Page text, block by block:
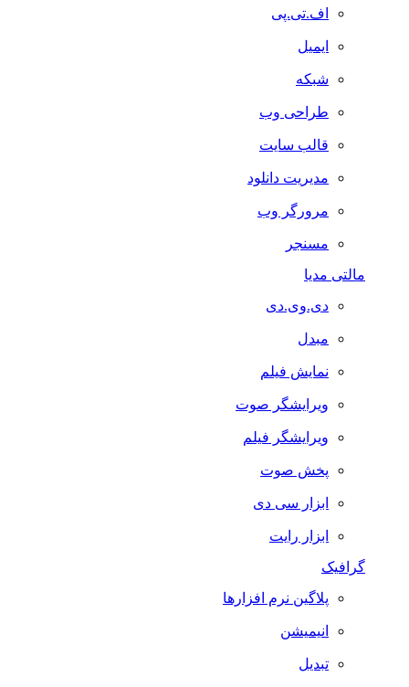
اف.تی.پی
ایمیل
شبکه
طراحی وب
قالب سایت
مدیریت دانلود
مرورگر وب
مسنجر
مالتی مدیا
دی.وی.دی
مبدل
نمایش فیلم
ویرایشگر صوت
ویرایشگر فیلم
پخش صوت
ابزار سی دی
ابزار رایت
گرافیک
پلاگین نرم افزارها
انیمیشن
تبدیل